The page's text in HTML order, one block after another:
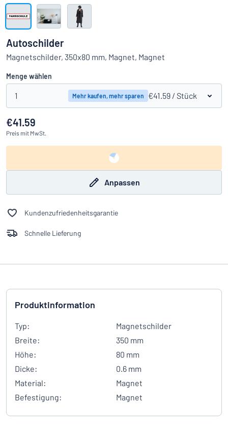
Das Gesuchte nicht gefunden? Schild hier entwerfen
Alle Kategorien anzeigen
Einloggen
Kundenservice
Privat
Autoschilder
Magnetschilder, 350x80 mm, Magnet, Magnet
Menge wählen
1 Mehr kaufen, mehr sparen €41.59 / Stück
€41.59
Preis mit MwSt.
Anpassen
Kundenzufriedenheitsgarantie
Schnelle Lieferung
Produktinformation
Typ:
Magnetschilder
Breite:
350 mm
Höhe:
80 mm
Dicke:
0.6 mm
Material:
Magnet
Befestigung:
Magnet